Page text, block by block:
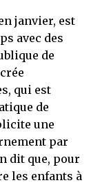
janvier, est
avec des
de
qui est
de
une
par
dit que, pour
les enfants à